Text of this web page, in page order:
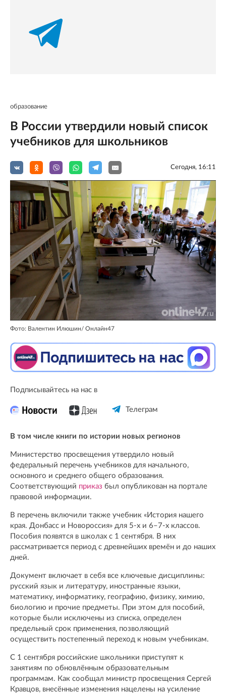
образование
В России утвердили новый список
учебников для школьников
Сегодня, 16:11
Фото: Валентин Илюшин/ Oнлайн47
Подписывайтесь на нас в
Телеграм
В том числе книги по истории новых регионов
Министерство просвещения утвердило новый
федеральный перечень учебников для начального,
основного и среднего общего образования.
Соответствующий приказ был опубликован на портале
правовой информации.
В перечень включили также учебник «История нашего
края. Донбасс и Новороссия» для 5-х и 6–7-х классов.
Пособия появятся в школах с 1 сентября. В них
рассматривается период с древнейших времён и до наших
дней.
Документ включает в себя все ключевые дисциплины:
русский язык и литературу, иностранные языки,
математику, информатику, географию, физику, химию,
биологию и прочие предметы. При этом для пособий,
которые были исключены из списка, определен
предельный срок применения, позволяющий
осуществить постепенный переход к новым учебникам.
С 1 сентября российские школьники приступят к
занятиям по обновлённым образовательным
программам. Как сообщал министр просвещения Сергей
Кравцов, внесённые изменения нацелены на усиление